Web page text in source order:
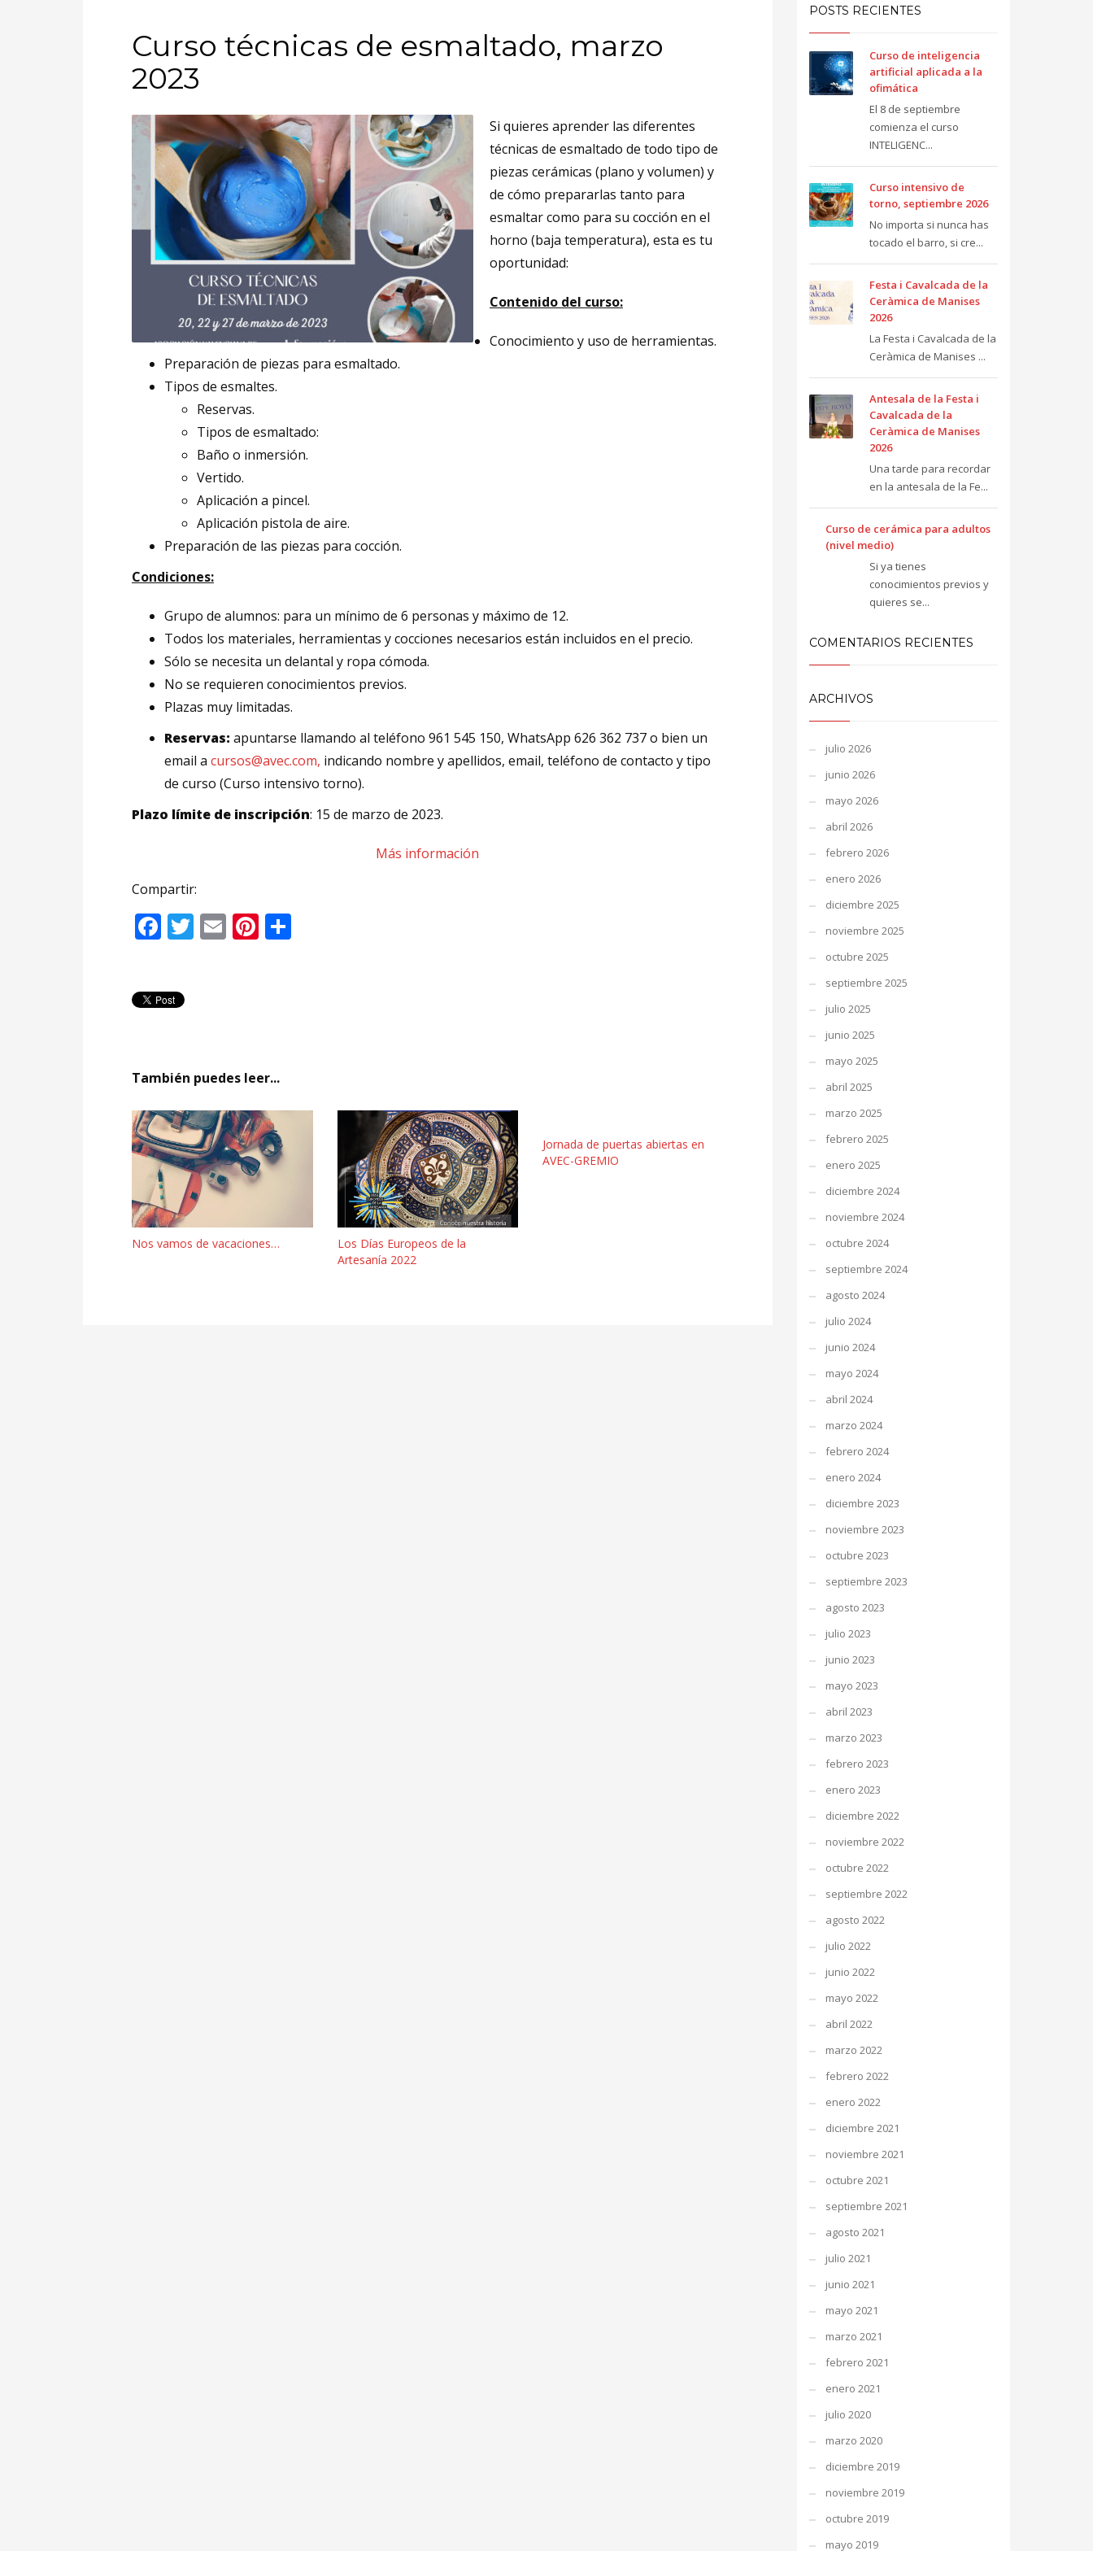
Curso técnicas de esmaltado, marzo
2023
Si quieres aprender las diferentes
técnicas de esmaltado de todo tipo de
piezas cerámicas (plano y volumen) y
de cómo prepararlas tanto para
esmaltar como para su cocción en el
horno (baja temperatura), esta es tu
oportunidad:
Contenido del curso:
Conocimiento y uso de herramientas.
Preparación de piezas para esmaltado.
Tipos de esmaltes.
Reservas.
Tipos de esmaltado:
Baño o inmersión.
Vertido.
Aplicación a pincel.
Aplicación pistola de aire.
Preparación de las piezas para cocción.
Condiciones:
Grupo de alumnos: para un mínimo de 6 personas y máximo de 12.
Todos los materiales, herramientas y cocciones necesarios están incluidos en el precio.
Sólo se necesita un delantal y ropa cómoda.
No se requieren conocimientos previos.
Plazas muy limitadas.
Reservas: apuntarse llamando al teléfono 961 545 150, WhatsApp 626 362 737 o bien un
email a cursos@avec.com, indicando nombre y apellidos, email, teléfono de contacto y tipo
de curso (Curso intensivo torno).
Plazo límite de inscripción: 15 de marzo de 2023.
Más información
Compartir:
Facebook
Twitter
EmailPinterest
También puedes leer...
Nos vamos de vacaciones…
Los Días Europeos de la
Artesanía 2022
Jornada de puertas abiertas en
AVEC-GREMIO
POSTS RECIENTES
Curso de inteligencia
artificial aplicada a la
ofimática
El 8 de septiembre
comienza el curso
INTELIGENC...
Curso intensivo de
torno, septiembre 2026
No importa si nunca has
tocado el barro, si cre...
Festa i Cavalcada de la
Ceràmica de Manises
2026
La Festa i Cavalcada de la
Ceràmica de Manises ...
Antesala de la Festa i
Cavalcada de la
Ceràmica de Manises
2026
Una tarde para recordar
en la antesala de la Fe...
Curso de cerámica para adultos
(nivel medio)
Si ya tienes
conocimientos previos y
quieres se...
COMENTARIOS RECIENTES
ARCHIVOS
julio 2026
junio 2026
mayo 2026
abril 2026
febrero 2026
enero 2026
diciembre 2025
noviembre 2025
octubre 2025
septiembre 2025
julio 2025
junio 2025
mayo 2025
abril 2025
marzo 2025
febrero 2025
enero 2025
diciembre 2024
noviembre 2024
octubre 2024
septiembre 2024
agosto 2024
julio 2024
junio 2024
mayo 2024
abril 2024
marzo 2024
febrero 2024
enero 2024
diciembre 2023
noviembre 2023
octubre 2023
septiembre 2023
agosto 2023
julio 2023
junio 2023
mayo 2023
abril 2023
marzo 2023
febrero 2023
enero 2023
diciembre 2022
noviembre 2022
octubre 2022
septiembre 2022
agosto 2022
julio 2022
junio 2022
mayo 2022
abril 2022
marzo 2022
febrero 2022
enero 2022
diciembre 2021
noviembre 2021
octubre 2021
septiembre 2021
agosto 2021
julio 2021
junio 2021
mayo 2021
marzo 2021
febrero 2021
enero 2021
julio 2020
marzo 2020
diciembre 2019
noviembre 2019
octubre 2019
mayo 2019